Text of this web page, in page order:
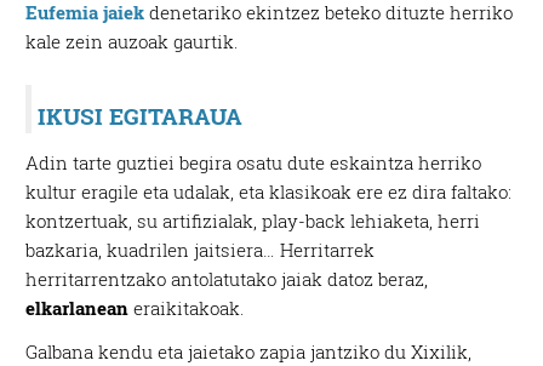
Eufemia jaiek denetariko ekintzez beteko dituzte herriko
kale zein auzoak gaurtik.
IKUSI EGITARAUA
Adin tarte guztiei begira osatu dute eskaintza herriko
kultur eragile eta udalak, eta klasikoak ere ez dira faltako:
kontzertuak, su artifizialak, play-back lehiaketa, herri
bazkaria, kuadrilen jaitsiera… Herritarrek
herritarrentzako antolatutako jaiak datoz beraz,
elkarlanean eraikitakoak.
Galbana kendu eta jaietako zapia jantziko du Xixilik,